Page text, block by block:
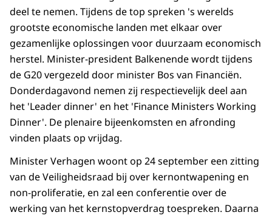
deel te nemen. Tijdens de top spreken 's werelds
grootste economische landen met elkaar over
gezamenlijke oplossingen voor duurzaam economisch
herstel. Minister-president Balkenende wordt tijdens
de G20 vergezeld door minister Bos van Financiën.
Donderdagavond nemen zij respectievelijk deel aan
het 'Leader dinner' en het 'Finance Ministers Working
Dinner'. De plenaire bijeenkomsten en afronding
vinden plaats op vrijdag.
Minister Verhagen woont op 24 september een zitting
van de Veiligheidsraad bij over kernontwapening en
non-proliferatie, en zal een conferentie over de
werking van het kernstopverdrag toespreken. Daarna